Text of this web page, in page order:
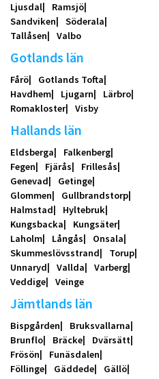
Ljusdal
Ramsjö
Sandviken
Söderala
Tallåsen
Valbo
Gotlands län
Fårö
Gotlands Tofta
Havdhem
Ljugarn
Lärbro
Romakloster
Visby
Hallands län
Eldsberga
Falkenberg
Fegen
Fjärås
Frillesås
Genevad
Getinge
Glommen
Gullbrandstorp
Halmstad
Hyltebruk
Kungsbacka
Kungsäter
Laholm
Långås
Onsala
Skummeslövsstrand
Torup
Unnaryd
Vallda
Varberg
Veddige
Veinge
Jämtlands län
Bispgården
Bruksvallarna
Brunflo
Bräcke
Dvärsätt
Frösön
Funäsdalen
Föllinge
Gäddede
Gällö